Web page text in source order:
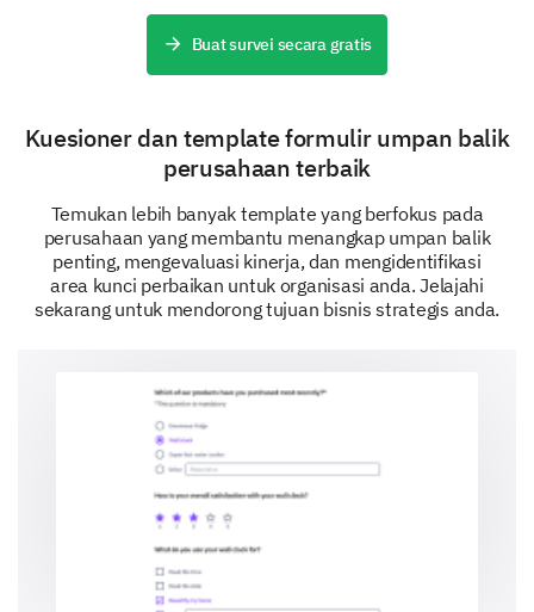
Unreliable Services
Difficult to Use
How likely are you to recommend our services
to a colleague?
3 4
Buat survei secara gratis
Kuesioner dan template formulir umpan balik
perusahaan terbaik
Temukan lebih banyak template yang berfokus pada
perusahaan yang membantu menangkap umpan balik
penting, mengevaluasi kinerja, dan mengidentifikasi
area kunci perbaikan untuk organisasi anda. Jelajahi
sekarang untuk mendorong tujuan bisnis strategis anda.